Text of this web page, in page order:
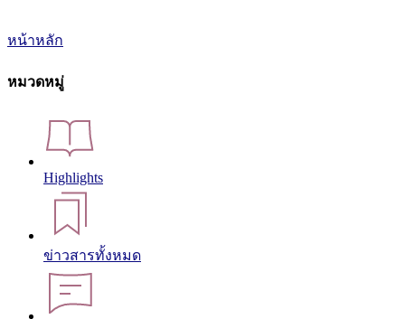
หน้าหลัก
หมวดหมู่
Highlights
ข่าวสารทั้งหมด